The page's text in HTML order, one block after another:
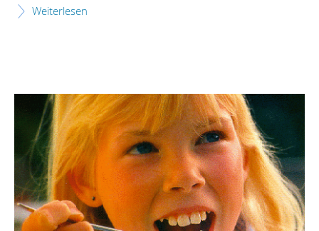
Weiterlesen